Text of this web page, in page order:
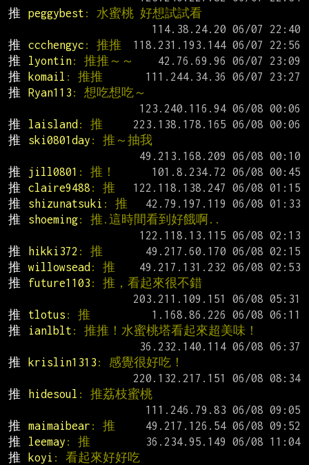
推
peggybest : 水蜜桃 好想試試看
推
ccchengyc : 推推
推
lyontin: 推推～～
推
komail : 推推
推
Ryan113 : 想吃想吃～
推
laisland : 推
推
ski0801day : 推～抽我
推
jill0801 : 推！
推
claire9488 : 推
推
shizunatsuki : 推
推
shoeming: 推.這時間看到好餓啊..
推
hikki372 : 推
推
willowsead : 推
推
future1103 : 推，看起來很不錯
推
tlotus : 推
推
ianlblt : 推推！水蜜桃塔看起來超美味！
推
krislin1313 : 感覺很好吃！
推
hidesoul : 推荔枝蜜桃
推
maimaibear : 推
推
leemay : 推
推
koyi : 看起來好好吃